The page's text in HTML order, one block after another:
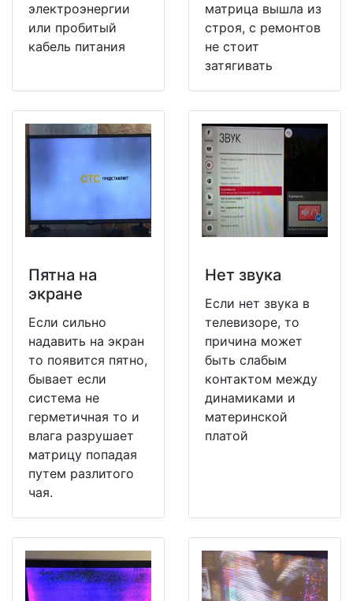
электроэнергии
или пробитый
кабель питания
матрица вышла из
строя, с ремонтов
не стоит
затягивать
Пятна на
экране
Если сильно
надавить на экран
то появится пятно,
бывает если
система не
герметичная то и
влага разрушает
матрицу попадая
путем разлитого
чая.
Нет звука
Если нет звука в
телевизоре, то
причина может
быть слабым
контактом между
динамиками и
материнской
платой